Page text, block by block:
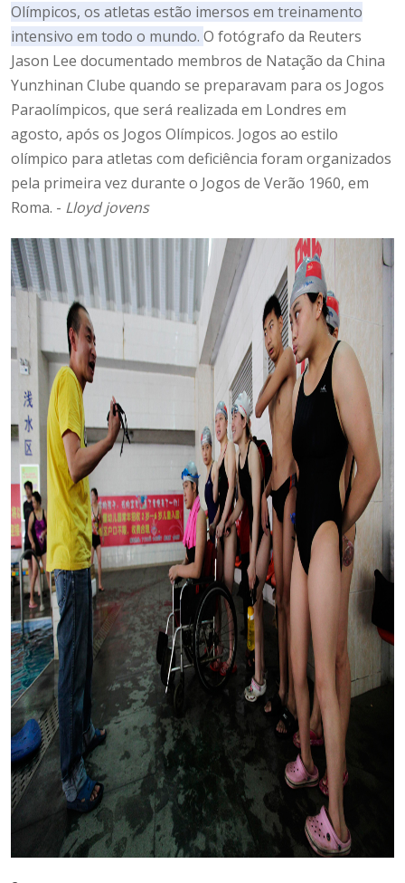
Olímpicos, os atletas estão imersos em treinamento
intensivo em todo o mundo. O fotógrafo da Reuters
Jason Lee documentado membros de Natação da China
Yunzhinan Clube quando se preparavam para os Jogos
Paraolímpicos, que será realizada em Londres em
agosto, após os Jogos Olímpicos. Jogos ao estilo
olímpico para atletas com deficiência foram organizados
pela primeira vez durante o Jogos de Verão 1960, em
Roma. - Lloyd jovens